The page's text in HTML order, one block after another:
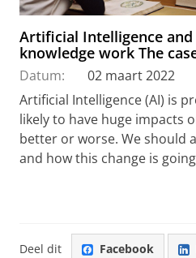
Artificial Intelligence
knowledge work The
Datum:
02 maart 2022
Artificial Intelligence (AI) is
likely to have huge impacts
better or worse. We should
and how this change is
Deel dit Facebook